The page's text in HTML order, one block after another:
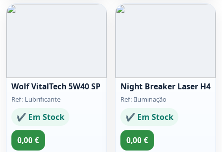
Wolf VitalTech 5W40 SP
Ref: Lubrificante
✔ Em Stock
0,00 €
Night Breaker Laser H4
Ref: Iluminação
✔ Em Stock
0,00 €